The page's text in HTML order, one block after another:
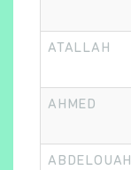
ATALLAH
AHMED